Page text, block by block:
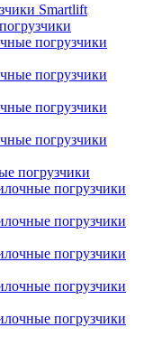
Smartlift
погрузчики
погрузчики
погрузчики
погрузчики
погрузчики
погрузчики
погрузчики
погрузчики
погрузчики
погрузчики